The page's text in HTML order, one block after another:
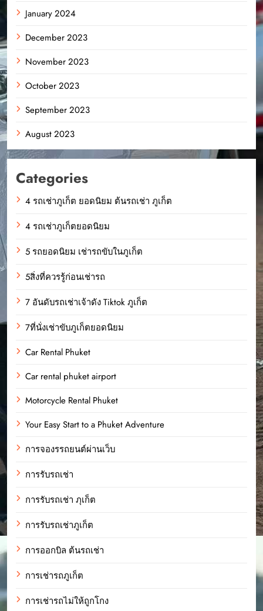
January 2024
December 2023
November 2023
October 2023
September 2023
August 2023
Categories
4 รถเช่าภูเก็ต ยอดนิยม ต้นรถเช่า ภูเก็ต
4 รถเช่าภูเก็ตยอดนิยม
5 รถยอดนิยม เช่ารถขับในภูเก็ต
5สิ่งที่ควรรู้ก่อนเช่ารถ
7 อันดับรถเช่าเจ้าดัง Tiktok ภูเก็ต
7ที่นั่งเช่าขับภูเก็ตยอดนิยม
Car Rental Phuket
Car rental phuket airport
Motorcycle Rental Phuket
Your Easy Start to a Phuket Adventure
การจองรรถยนต์ผ่านเว็บ
การรับรถเช่า
การรับรถเช่า ภุเก็ต
การรับรถเช่าภูเก็ต
การออกบิล ต้นรถเช่า
การเช่ารถภูเก็ต
การเช่ารถไม่ให้ถูกโกง